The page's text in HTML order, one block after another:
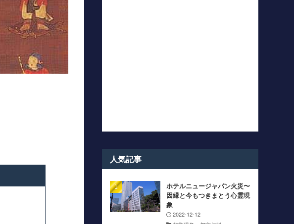
人気記事
ホテルニュージャパン火災〜
因縁と今もつきまとう心霊現
象
2022-12-12